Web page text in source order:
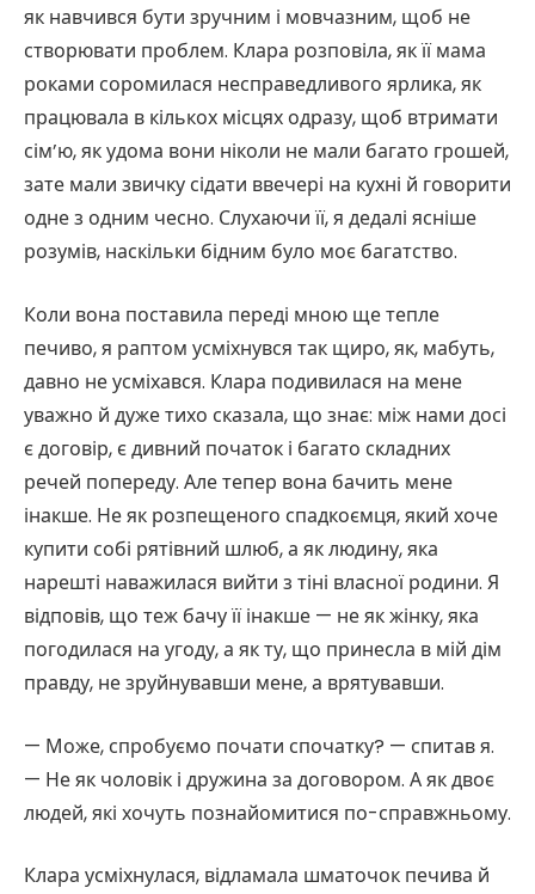
як навчився бути зручним і мовчазним, щоб не
створювати проблем. Клара розповіла, як її мама
роками соромилася несправедливого ярлика, як
працювала в кількох місцях одразу, щоб втримати
сім’ю, як удома вони ніколи не мали багато грошей,
зате мали звичку сідати ввечері на кухні й говорити
одне з одним чесно. Слухаючи її, я дедалі ясніше
розумів, наскільки бідним було моє багатство.
Коли вона поставила переді мною ще тепле
печиво, я раптом усміхнувся так щиро, як, мабуть,
давно не усміхався. Клара подивилася на мене
уважно й дуже тихо сказала, що знає: між нами досі
є договір, є дивний початок і багато складних
речей попереду. Але тепер вона бачить мене
інакше. Не як розпещеного спадкоємця, який хоче
купити собі рятівний шлюб, а як людину, яка
нарешті наважилася вийти з тіні власної родини. Я
відповів, що теж бачу її інакше — не як жінку, яка
погодилася на угоду, а як ту, що принесла в мій дім
правду, не зруйнувавши мене, а врятувавши.
— Може, спробуємо почати спочатку? — спитав я.
— Не як чоловік і дружина за договором. А як двоє
людей, які хочуть познайомитися по-справжньому.
Клара усміхнулася, відламала шматочок печива й